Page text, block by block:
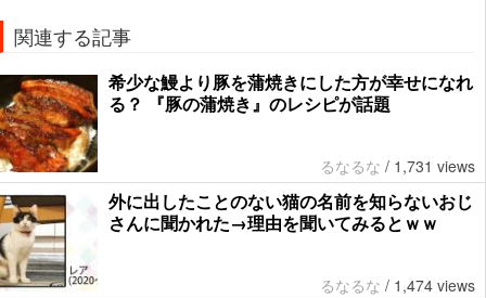
関連する記事
希少な鰻より豚を蒲焼きにした方が幸せになれ
る？ 『豚の蒲焼き』のレシピが話題
るなるな / 1,731 views
外に出したことのない猫の名前を知らないおじ
さんに聞かれた→理由を聞いてみるとｗｗ
るなるな / 1,474 views